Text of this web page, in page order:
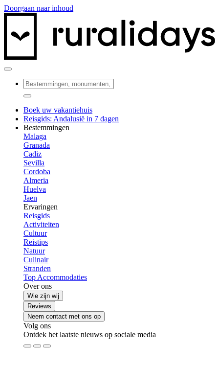
Doorgaan naar inhoud
Boek uw vakantiehuis
Reisgids: Andalusië in 7 dagen
Bestemmingen
Malaga
Granada
Cadiz
Sevilla
Cordoba
Almeria
Huelva
Jaen
Ervaringen
Reisgids
Activiteiten
Cultuur
Reistips
Natuur
Culinair
Stranden
Top Accommodaties
Over ons
Wie zijn wij
Reviews
Neem contact met ons op
Volg ons
Ontdek het laatste nieuws op sociale media